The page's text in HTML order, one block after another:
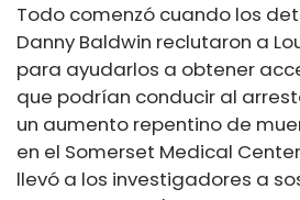
Todo comenzó cuando los
Danny Baldwin reclutaron a
para ayudarlos a obtener
que podrían conducir al
un aumento repentino de
en el Somerset Medical
llevó a los investigadores a